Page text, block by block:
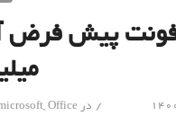
/ در ,Office